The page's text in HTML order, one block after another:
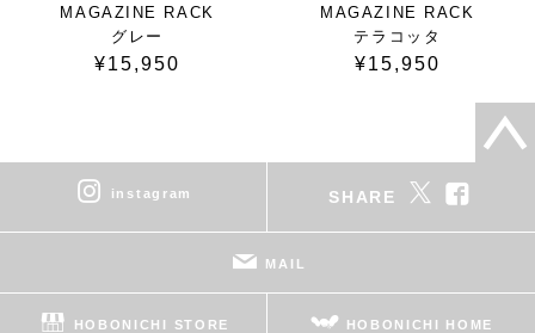
MAGAZINE RACK
グレー
¥15,950
MAGAZINE RACK
テラコッタ
¥15,950
instagram SHARE
MAIL
HOBONICHI STORE HOBONICHI HOME